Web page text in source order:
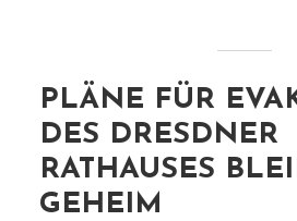
PLÄNE FÜR
DES DRESDNER
RATHAUSES
GEHEIM